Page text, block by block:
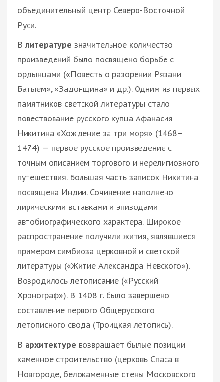
объединительный центр Северо-Восточной
Руси.
Влитературе значительное количество
произведений было посвящено борьбе с
ордынцами («Повесть о разорении Рязани
Батыем», «Задонщина» и др.). Одним из первых
памятников светской литературы стало
повествование русского купца Афанасия
Никитина «Хождение за три моря» (1468–
1474) — первое русское произведение с
точным описанием торгового и нерелигиозного
путешествия. Большая часть записок Никитина
посвящена Индии. Сочинение наполнено
лирическими вставками и эпизодами
автобиографического характера. Широкое
распространение получили жития, являвшиеся
примером симбиоза церковной и светской
литературы («Житие Александра Невского»).
Возродилось летописание («Русский
Хронограф»). В 1408 г. было завершено
составление первого Общерусского
летописного свода (Троицкая летопись).
В архитектуре возвращает былые позиции
каменное строительство (церковь Спаса в
Новгороде, белокаменные стены Московского